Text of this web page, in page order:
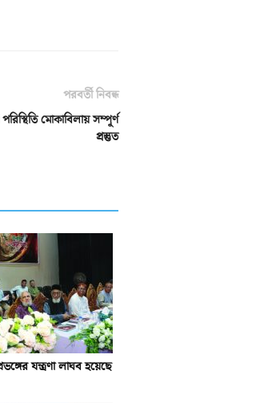
পরবর্তী নিবন্ধ
মোকাবিলায় সম্পূর্ণ
প্রস্তুত
যন্ত্রণা লাঘব হয়েছে